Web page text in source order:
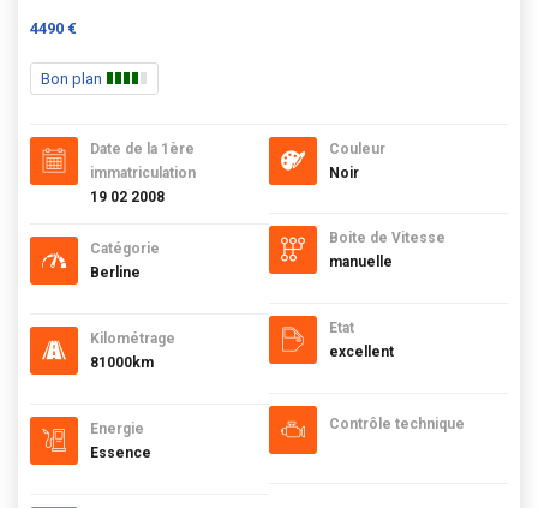
4490 €
Bon plan
Date de la 1ère
immatriculation
19 02 2008
Catégorie
Berline
Kilométrage
81000km
Energie
Essence
Couleur
Noir
Boite de Vitesse
manuelle
Etat
excellent
Contrôle technique